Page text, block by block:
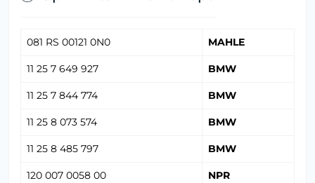
081 RS 00121 0N0 MAHLE
11 25 7 649 927 BMW
11 25 7 844 774 BMW
11 25 8 073 574 BMW
11 25 8 485 797 BMW
120 007 0058 00 NPR